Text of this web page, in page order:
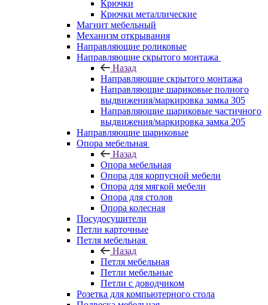
Крючки
Крючки металлические
Магнит мебельный
Механизм открывания
Направляющие роликовые
Направляющие скрытого монтажа
Назад
Направляющие скрытого монтажа
Направляющие шариковые полного
выдвижения/маркировка замка 305
Направляющие шариковые частичного
выдвижения/маркировка замка 205
Направляющие шариковые
Опора мебельная
Назад
Опора мебельная
Опора для корпусной мебели
Опора для мягкой мебели
Опора для столов
Опора колесная
Посудосушители
Петли карточные
Петля мебельная
Назад
Петля мебельная
Петли мебельные
Петли с доводчиком
Розетка для компьютерного стола